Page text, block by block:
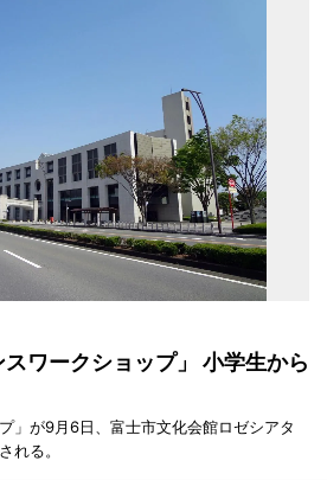
ワークショップ」 小学生から
」が9月6日、富士市文化会館ロゼシアタ
れる。